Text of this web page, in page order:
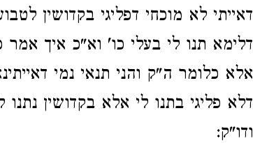
דאייתי לא מוכחי דפליגי בקדושין
דלימא תנו לי בעלי כו' וא"כ איך אמר
אלא כלומר ה"ק והני תנאי נמי
דלא פליגי בתנו לי אלא בקדושין נתנו
ודו"ק: